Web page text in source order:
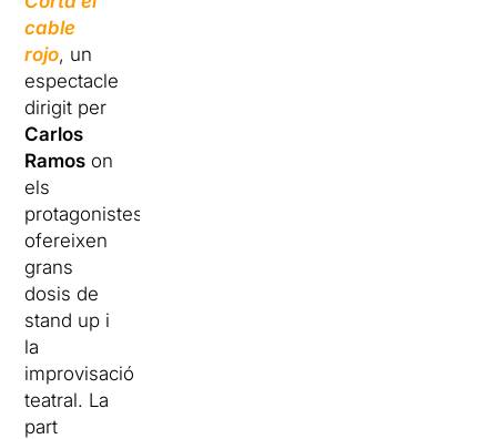
cable
rojo, un
espectacle
dirigit per
Carlos
Ramos on
els
protagonistes
ofereixen
grans
dosis de
stand up i
la
improvisació
teatral. La
part